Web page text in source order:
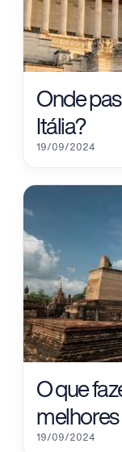
Onde
Itália?
19/09/2024
O que
19/09/2024